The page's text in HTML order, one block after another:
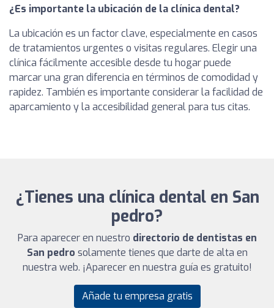
¿Es importante la ubicación de la clínica dental?
La ubicación es un factor clave, especialmente en casos
de tratamientos urgentes o visitas regulares. Elegir una
clínica fácilmente accesible desde tu hogar puede
marcar una gran diferencia en términos de comodidad y
rapidez. También es importante considerar la facilidad de
aparcamiento y la accesibilidad general para tus citas.
¿Tienes una clínica dental en San
pedro?
Para aparecer en nuestro directorio de dentistas en
San pedro solamente tienes que darte de alta en
nuestra web. ¡Aparecer en nuestra guía es gratuito!
Añade tu empresa gratis